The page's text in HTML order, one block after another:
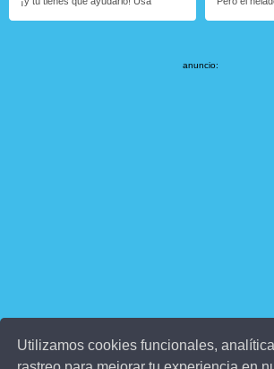
Utilizamos cookies funcionales,
anuncio:
© 2016 juegosinfantiles.com